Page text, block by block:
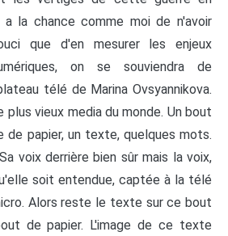
a la chance comme moi de n'avoir
que d'en mesurer les enjeux
on se souviendra de
télé de Marina Ovsyannikova.
plus vieux media du monde. Un bout
de papier, un texte, quelques mots.
voix derrière bien sûr mais la voix,
soit entendue, captée à la télé
Alors reste le texte sur ce bout
de papier. L'image de ce texte